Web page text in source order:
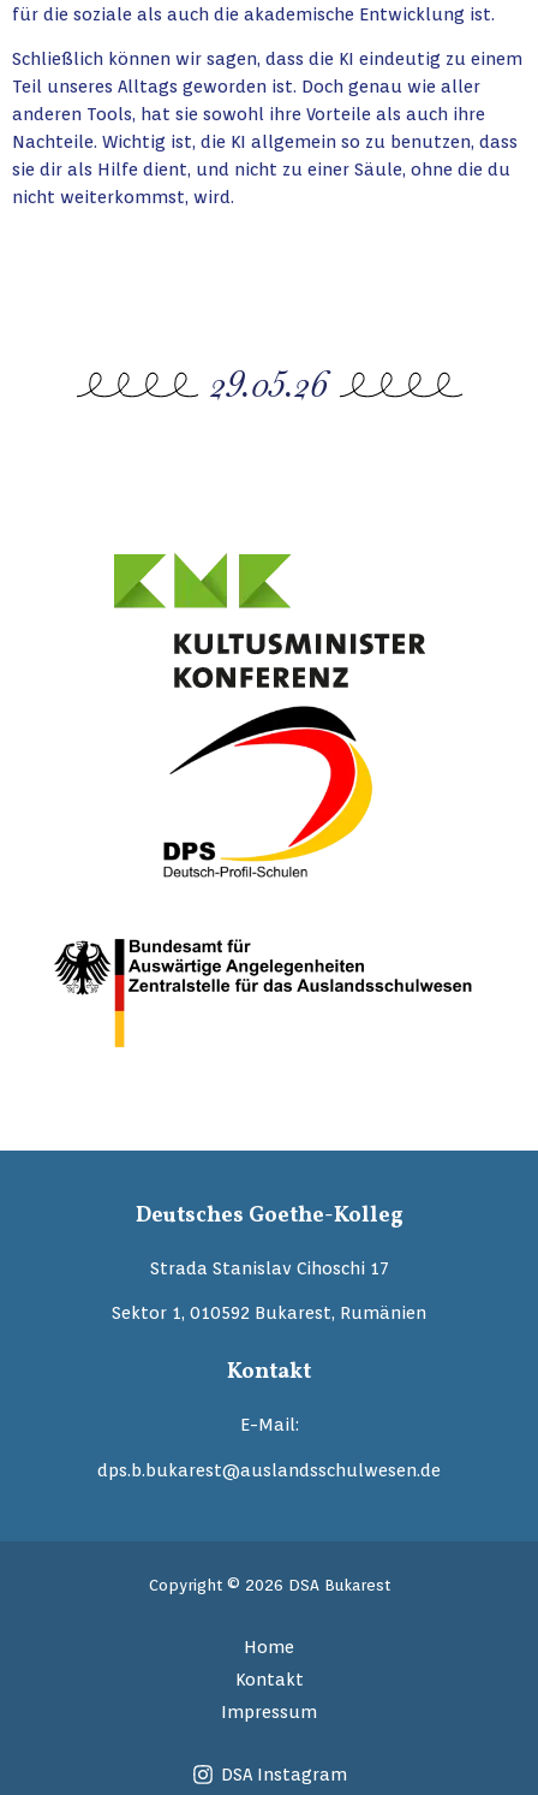
für die soziale als auch die akademische Entwicklung ist.
Schließlich können wir sagen, dass die KI eindeutig zu einem
Teil unseres Alltags geworden ist. Doch genau wie aller
anderen Tools, hat sie sowohl ihre Vorteile als auch ihre
Nachteile. Wichtig ist, die KI allgemein so zu benutzen, dass
sie dir als Hilfe dient, und nicht zu einer Säule, ohne die du
nicht weiterkommst, wird.
29.05.26
Deutsches Goethe-Kolleg
Strada Stanislav Cihoschi 17
Sektor 1, 010592 Bukarest, Rumänien
Kontakt
E-Mail:
dps.b.bukarest@auslandsschulwesen.de
Copyright © 2026 DSA Bukarest
Home
Kontakt
Impressum
DSA Instagram